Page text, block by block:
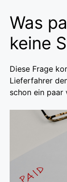
Was
keine
Diese Frage
Lieferfahrer
schon ein paar